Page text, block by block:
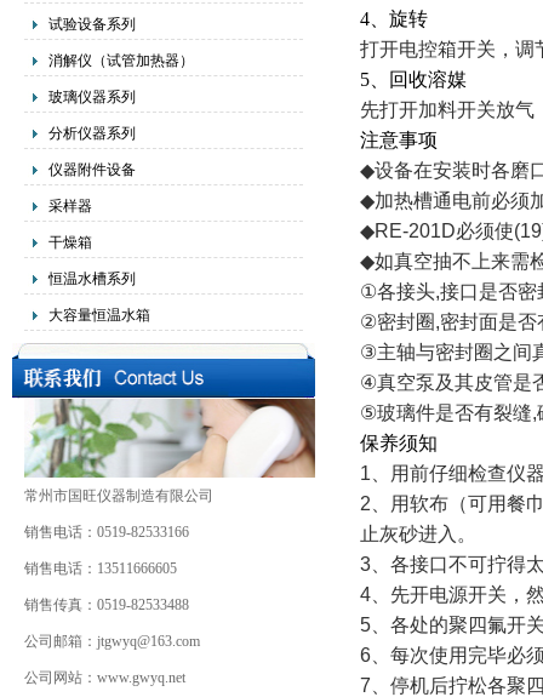
试验设备系列
消解仪（试管加热器）
玻璃仪器系列
分析仪器系列
仪器附件设备
采样器
干燥箱
恒温水槽系列
大容量恒温水箱
常州市国旺仪器制造有限公司
销售电话：0519-82533166
销售电话：13511666605
销售传真：0519-82533488
公司邮箱：jtgwyq@163.com
公司网站：www.gwyq.net
4、旋转
打开电控箱开关，调
5、回收溶媒
先打开加料开关放气
注意事项
◆设备在安装时各磨
◆加热槽通电前必须
◆RE-201D必须使
◆如真空抽不上来需
①各接头,接口是否密
②密封圈,密封面是否
③主轴与密封圈之间
④真空泵及其皮管是
⑤玻璃件是否有裂缝,
保养须知
1 、用前仔细检查仪
2 、用软布（可用餐
止灰砂进入。
3 、各接口不可拧得
4 、先开电源开关，
5 、各处的聚四氟开
6 、每次使用完毕必
7 、停机后拧松各聚